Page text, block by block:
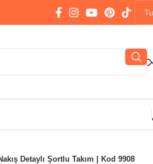
Detaylı Şortlu Takım | Kod 9908